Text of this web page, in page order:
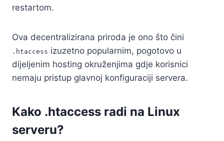
restartom.
Ova decentralizirana priroda je ono što čini
.htaccess izuzetno popularnim, pogotovo u
dijeljenim hosting okruženjima gdje korisnici
nemaju pristup glavnoj konfiguraciji servera.
Kako .htaccess radi na Linux
serveru?